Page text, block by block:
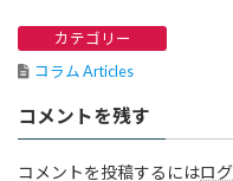
カテゴリー
コラム Articles
コメントを残す
コメントを投稿するにはロ